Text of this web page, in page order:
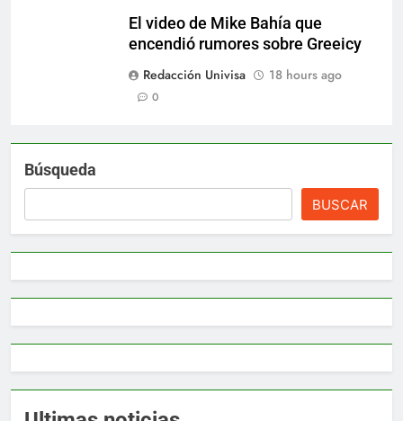
El video de Mike Bahía que
encendió rumores sobre Greeicy
Redacción Univisa
18 hours ago
0
Búsqueda
BUSCAR